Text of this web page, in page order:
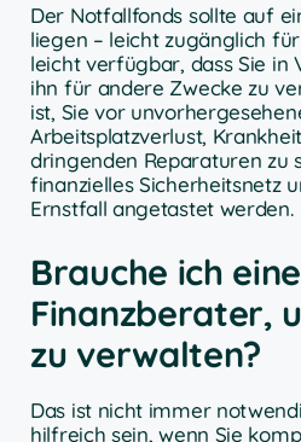
Der Notfallfonds sollte auf
liegen – leicht zugänglich
leicht verfügbar, dass Sie in
ihn für andere Zwecke zu
ist, Sie vor
Arbeitsplatzverlust,
dringenden Reparaturen zu
finanzielles Sicherheitsnetz
Ernstfall angetastet werden.
Brauche ich
Finanzberater,
zu verwalten?
Das ist nicht immer
hilfreich sein, wenn Sie